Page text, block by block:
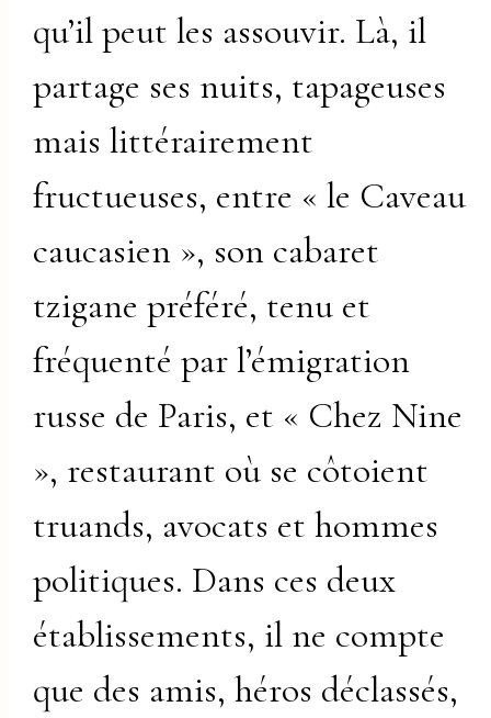
qu’il peut les assouvir. Là, il
partage ses nuits, tapageuses
mais littérairement
fructueuses, entre « le Caveau
caucasien », son cabaret
tzigane préféré, tenu et
fréquenté par l’émigration
russe de Paris, et « Chez Nine
», restaurant où se côtoient
truands, avocats et hommes
politiques. Dans ces deux
établissements, il ne compte
que des amis, héros déclassés,